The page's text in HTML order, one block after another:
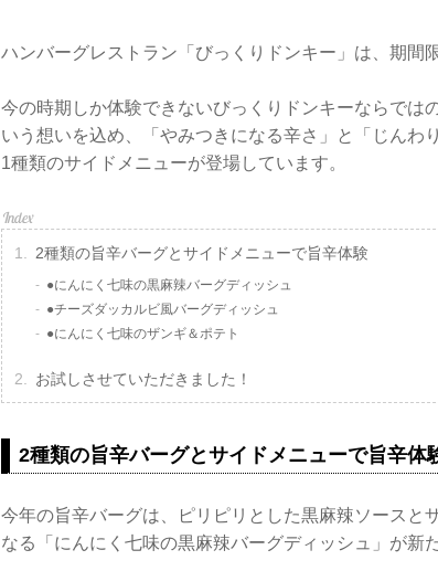
ハンバーグレストラン「びっくりドンキー」は、期間
今の時期しか体験できないびっくりドンキーならでは
いう想いを込め、「やみつきになる辛さ」と「じんわ
1種類のサイドメニューが登場しています。
2種類の旨辛バーグとサイドメニューで旨辛体験
●にんにく七味の黒麻辣バーグディッシュ
●チーズダッカルビ風バーグディッシュ
●にんにく七味のザンギ＆ポテト
お試しさせていただきました！
2種類の旨辛バーグとサイドメニューで旨辛体
今年の旨辛バーグは、ピリピリとした黒麻辣ソースと
なる「にんにく七味の黒麻辣バーグディッシュ」が新